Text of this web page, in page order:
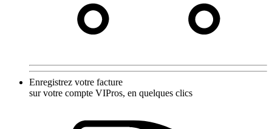
Enregistrez votre facture
sur votre compte VIPros, en quelques clics